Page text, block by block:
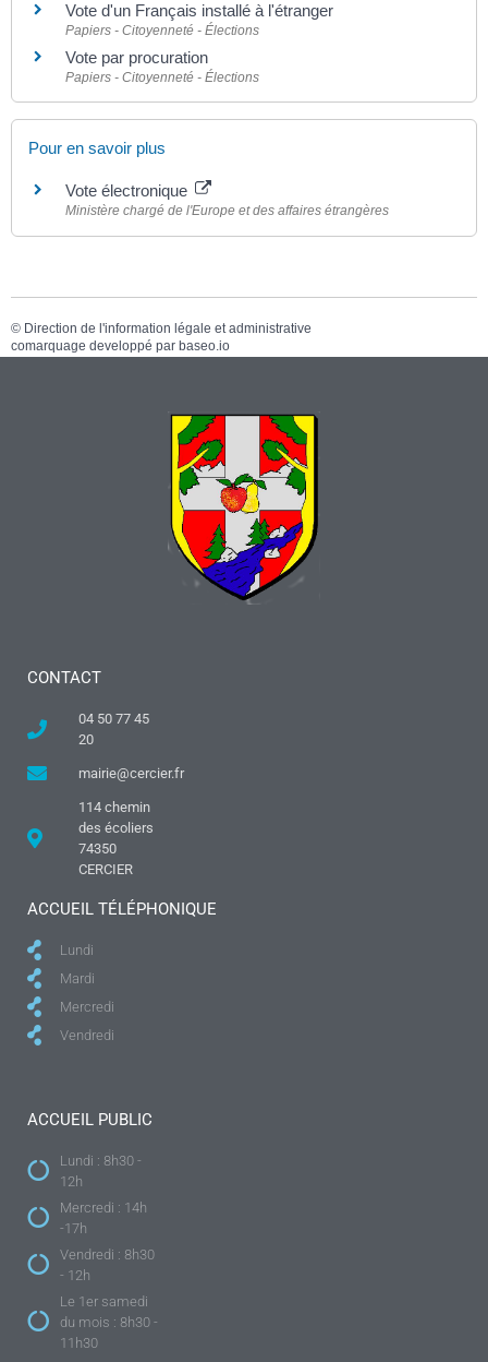
Vote d'un Français installé à l'étranger
Papiers - Citoyenneté - Élections
Vote par procuration
Papiers - Citoyenneté - Élections
Pour en savoir plus
Vote électronique
Ministère chargé de l'Europe et des affaires étrangères
© Direction de l'information légale et administrative
comarquage developpé par baseo.io
CONTACT
04 50 77 45
20
mairie@cercier.fr
114 chemin
des écoliers
74350
CERCIER
ACCUEIL TÉLÉPHONIQUE
Lundi
Mardi
Mercredi
Vendredi
ACCUEIL PUBLIC
Lundi : 8h30 -
12h
Mercredi : 14h
-17h
Vendredi : 8h30
- 12h
Le 1er samedi
du mois : 8h30 -
11h30